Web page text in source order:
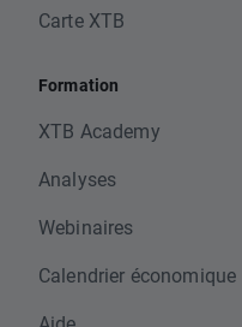
Carte XTB
Formation
XTB Academy
Analyses
Webinaires
Calendrier économique